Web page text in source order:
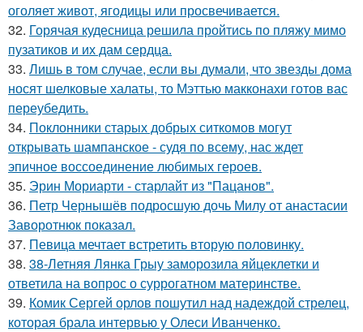
оголяет живот, ягодицы или просвечивается.
32. Горячая кудесница решила пройтись по пляжу мимо
пузатиков и их дам сердца.
33. Лишь в том случае, если вы думали, что звезды дома
носят шелковые халаты, то Мэттью макконахи готов вас
переубедить.
34. Поклонники старых добрых ситкомов могут
открывать шампанское - судя по всему, нас ждет
эпичное воссоединение любимых героев.
35. Эрин Мориарти - старлайт из "Пацанов".
36. Петр Чернышёв подросшую дочь Милу от анастасии
Заворотнюк показал.
37. Певица мечтает встретить вторую половинку.
38. 38-Летняя Лянка Грыу заморозила яйцеклетки и
ответила на вопрос о суррогатном материнстве.
39. Комик Сергей орлов пошутил над надеждой стрелец,
которая брала интервью у Олеси Иванченко.